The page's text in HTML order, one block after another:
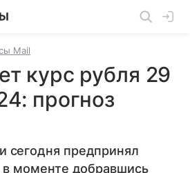
Mail
курс рубля 29
прогноз
сегодня предпринял
в моменте добравшись